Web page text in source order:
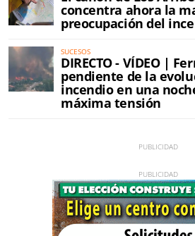
concentra ahora la
preocupación del
SUCESOS
DIRECTO - VÍDEO |
pendiente de la
incendio en una
máxima tensión